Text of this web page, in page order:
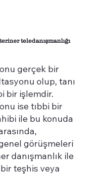
teledanışmanlığı
gerçek bir
olup, tanı
bir işlemdir.
ise tıbbi bir
ile bu konuda
görüşmeleri
danışmanlık ile
teşhis veya